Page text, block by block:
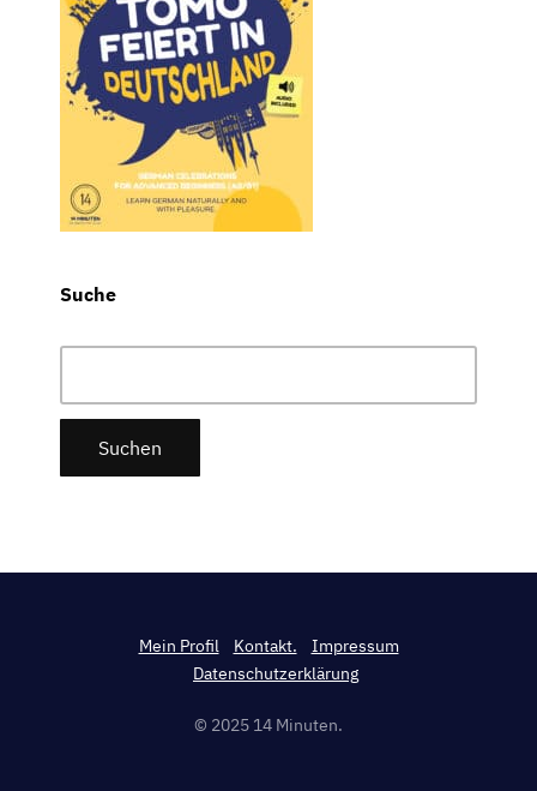
Suche
Mein Profil Kontakt.
Impressum
Datenschutzerklärung
© 2025 14 Minuten.